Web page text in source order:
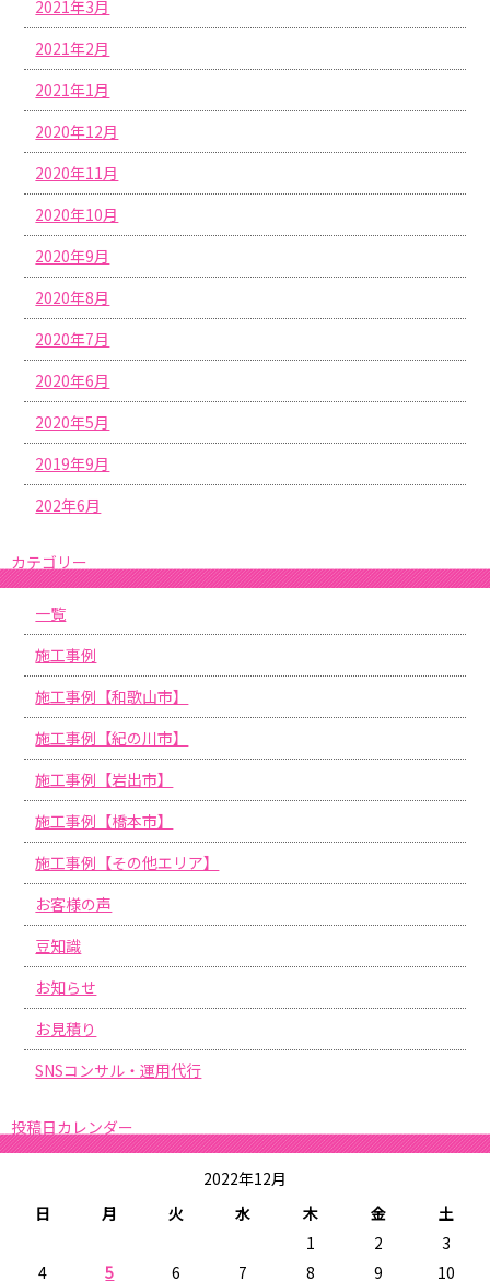
2021年3月
2021年2月
2021年1月
2020年12月
2020年11月
2020年10月
2020年9月
2020年8月
2020年7月
2020年6月
2020年5月
2019年9月
202年6月
カテゴリー
一覧
施工事例
施工事例【和歌山市】
施工事例【紀の川市】
施工事例【岩出市】
施工事例【橋本市】
施工事例【その他エリア】
お客様の声
豆知識
お知らせ
お見積り
SNSコンサル・運用代行
投稿日カレンダー
2022年12月
日
月 火 水 木 金
土
1
2
3
4
5 6 7 8 9 10